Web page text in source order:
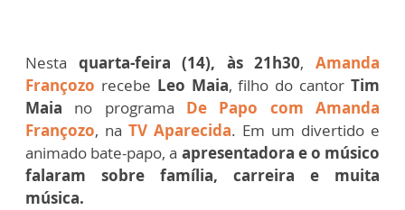
Nesta quarta-feira (14), às 21h30,Amanda
Françozo recebe Leo Maia, filho do cantorTim
Maia no programa De Papo com Amanda
Françozo, na TV Aparecida. Em um divertido e
animado bate-papo, a apresentadora e o músico
falaram sobre família, carreira e muita
música.